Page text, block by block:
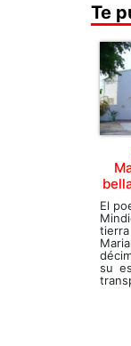
Te
El
su